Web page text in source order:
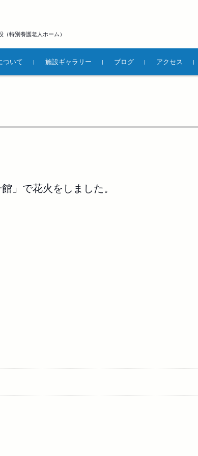
特別養護老人ホーム）
ついて 施設ギャラリー ブログ アクセス
」で花火をしました。